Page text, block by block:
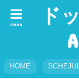
ド
menu
HOME